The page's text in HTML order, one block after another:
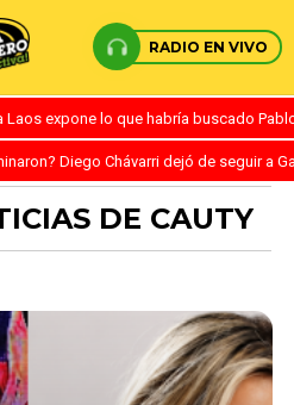
RADIO EN VIVO
Laos expone lo que habría buscado
Diego Chávarri dejó de seguir a
DE CAUTY